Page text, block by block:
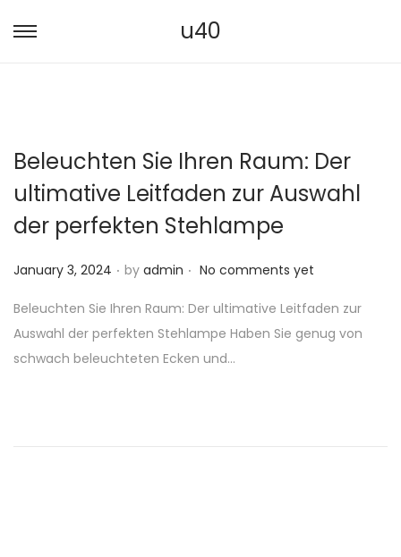
S
o
n
a
i
a
t
S
o
c
o
t
n
t
u40
Beleuchten Sie Ihren Raum: Der
ultimative Leitfaden zur Auswahl
der perfekten Stehlampe
P
s
t
e
January 3, 2024 . by admin . No comments yet
Beleuchten Sie Ihren Raum: Der ultimative Leitfaden zur
Auswahl der perfekten Stehlampe Haben Sie genug von
schwach beleuchteten Ecken und…